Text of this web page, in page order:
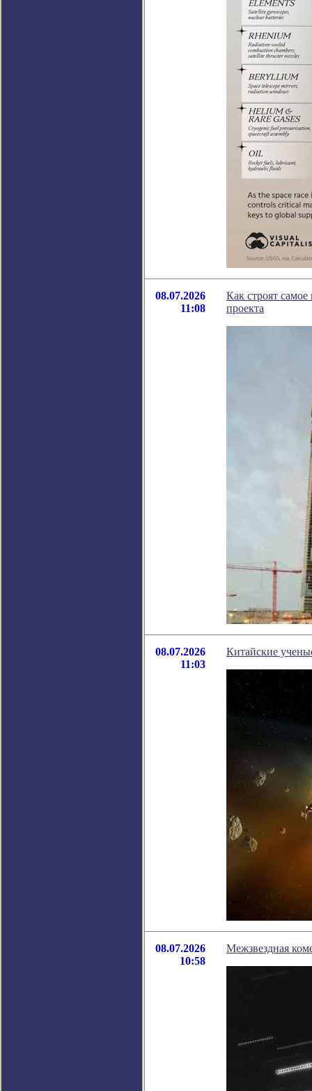
08.07.2026
11:08
Как строят
проекта
08.07.2026
11:03
Китайские
08.07.2026
10:58
Межзвездная